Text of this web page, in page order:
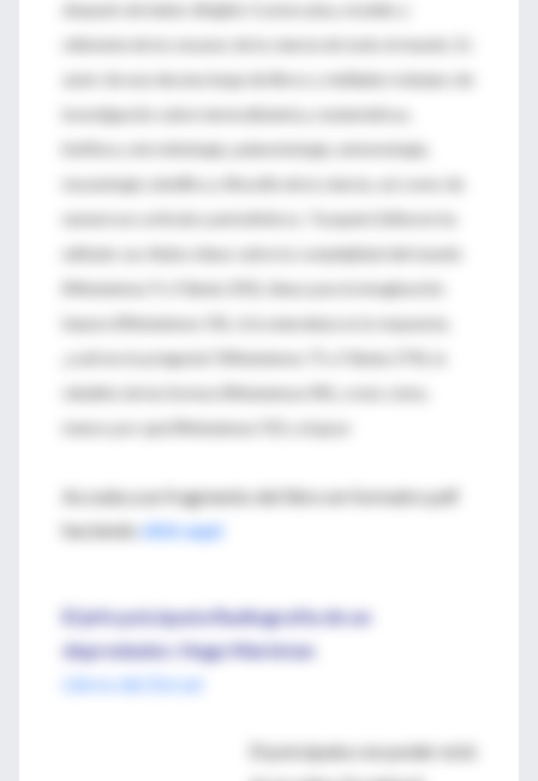
Acceda a un fragmento del libro en formatro pdf
haciendoclick aquí
El jefe psicópata Radiografía de un
depredador; Hugo Marietan
Libros del Zorzal
El psicópata con poder está